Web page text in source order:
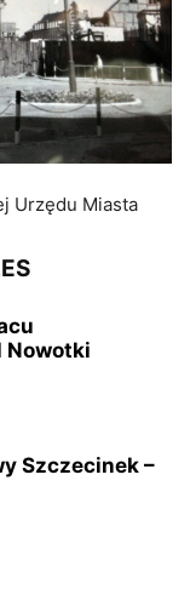
Urzędu Miasta
Nowotki
Szczecinek –